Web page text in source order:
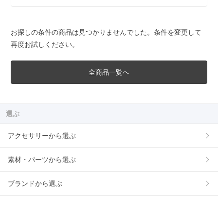
お探しの条件の商品は見つかりませんでした。条件を変更して
再度お試しください。
全商品一覧へ
選ぶ
アクセサリーから選ぶ
素材・パーツから選ぶ
ブランドから選ぶ